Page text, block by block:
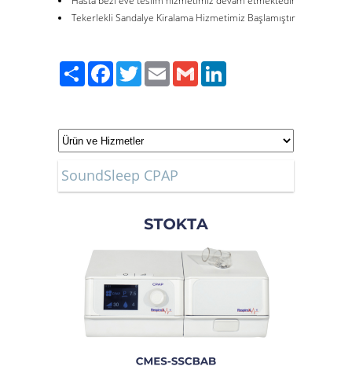
Tekerlekli Sandalye Kiralama Hizmetimiz Başlamıştır
PaylaşFacebook
TwitterEmailGmail
SoundSleep CPAP